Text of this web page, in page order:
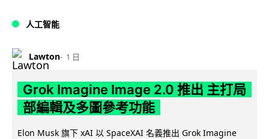
人工智能
Lawton 1 日
Grok Imagine Image 2.0 推出 主打局
部編輯及多圖參考功能
Elon Musk 旗下 xAI 以 SpaceXAI 名義推出 Grok Imagine